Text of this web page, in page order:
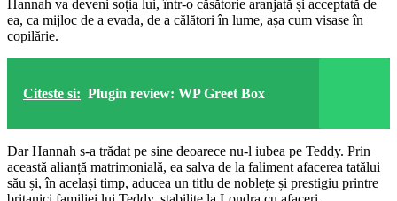
Hannah va deveni soția lui, într-o căsătorie aranjată și acceptată de
ea, ca mijloc de a evada, de a călători în lume, așa cum visase în
copilărie.
Citeste si: Plugin review: WP Greet Box
Dar Hannah s-a trădat pe sine deoarece nu-l iubea pe Teddy. Prin
această alianță matrimonială, ea salva de la faliment afacerea tatălui
său și, în același timp, aducea un titlu de noblețe și prestigiu printre